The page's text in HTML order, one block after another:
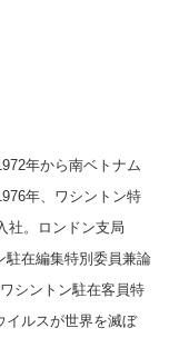
年から南ベトナム
年、ワシントン特
社。ロンドン支局
駐在編集特別委員兼論
シントン駐在客員特
イルスが世界を滅ぼ